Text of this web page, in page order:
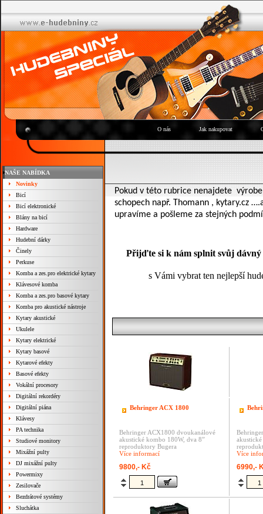
O nás Jak nakupovat
NAŠE NABÍDKA
Novinky
Bicí
Bicí elektronické
Blány na bicí
Hardware
Hudební dárky
Činely
Perkuse
Komba a zes.pro elektrické kytary
Klávesové komba
Komba a zes.pro basové kytary
Komba pro akustické nástroje
Kytary akustické
Ukulele
Kytary elektrické
Kytary basové
Kytarové efekty
Basové efekty
Vokální procesory
Digitální rekordéry
Digitální piána
Klávesy
PA technika
Studiové monitory
Mixážní pulty
DJ mixážní pulty
Powermixy
Zesilovače
Bezdrátové systémy
Sluchátka
Pokud v této rubrice nenajdete
schopech např. Thomann , kytary.cz
upravíme a pošleme za stejných
Přijďte si k nám splnit svůj dávný
s Vámi vybrat ten nejlepší
Behringer ACX 1800
Behringer ACX1800 dvoukanálové
akustické kombo 180W, dva 8”
reproduktory Bugera
Více informací
9800,- Kč
Více
6990,-